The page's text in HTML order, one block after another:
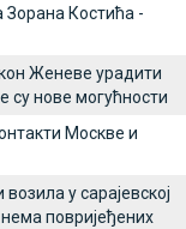
Зорана Костића -
Женеве урадити
су нове могућности
Москве и
у сарајевској
повријеђених